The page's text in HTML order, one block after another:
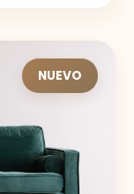
NUEVO